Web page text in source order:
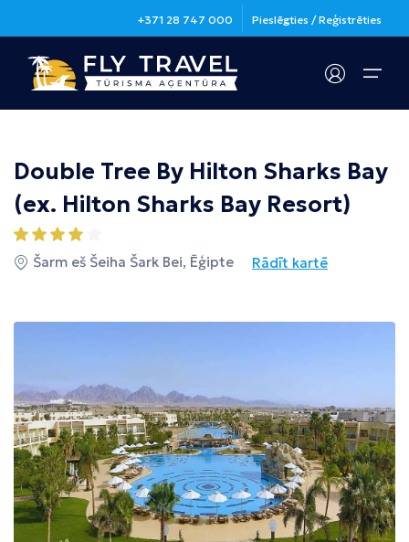
+371 28 747 000 Pieslēgties / Reģistrēties
Galamērķi
Grieķija
Spānija
Portugāle
Taizeme
Turcija
Apvienotie Arābu Emirāti
Itālija
Apdrošināšana
Kontakti
Noderīga informācija
Valstis un padomi ceļotājiem
Ceļo droši
Double Tree By Hilton Sharks Bay
(ex. Hilton Sharks Bay Resort)
Šarm eš Šeiha Šark Bei, Ēģipte Rādīt kartē